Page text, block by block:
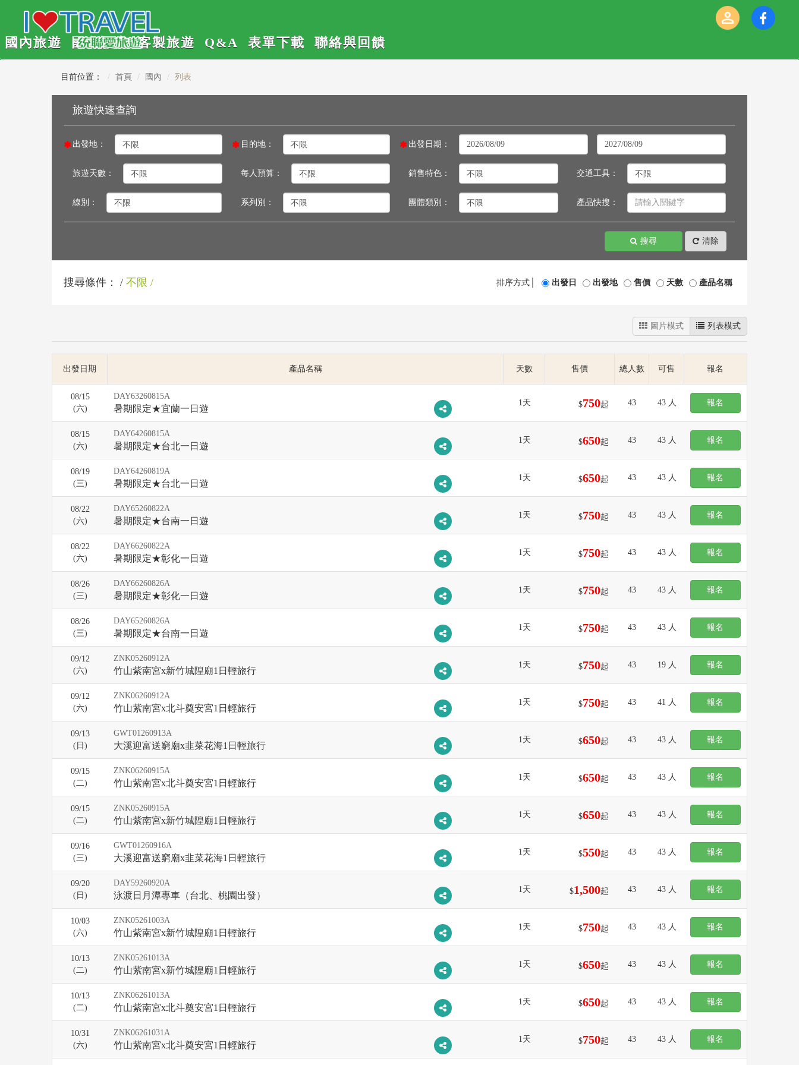
國內旅遊 國內訂房 客製旅遊 Q&A 表單下載 聯絡與回饋
目前位置： 首頁 國內 列表
出發地： 目的地： 出發日期：
旅遊天數： 每人預算： 銷售特色： 交通工具：
線別： 系列別： 團體類別： 產品快搜：
搜尋 清除
搜尋條件： 不限 排序方式│ 出發日 出發地 售價 天數 產品名稱
圖片模式 列表模式
出發日期 產品名稱 天數 售價 總人數 可售 報名
08/15
(六)
DAY63260815A
暑期限定★宜蘭一日遊
1天 $750起 43 43 人 報名
08/15
(六)
DAY64260815A
暑期限定★台北一日遊
1天 $650起 43 43 人 報名
08/19
(三)
DAY64260819A
暑期限定★台北一日遊
1天 $650起 43 43 人 報名
08/22
(六)
DAY65260822A
暑期限定★台南一日遊
1天 $750起 43 43 人 報名
08/22
(六)
DAY66260822A
暑期限定★彰化一日遊
1天 $750起 43 43 人 報名
08/26
(三)
DAY66260826A
暑期限定★彰化一日遊
1天 $750起 43 43 人 報名
08/26
(三)
DAY65260826A
暑期限定★台南一日遊
1天 $750起 43 43 人 報名
09/12
(六)
ZNK05260912A
竹山紫南宮x新竹城隍廟1日輕旅行
1天 $750起 43 19 人 報名
09/12
(六)
ZNK06260912A
竹山紫南宮x北斗奠安宮1日輕旅行
1天 $750起 43 41 人 報名
09/13
(日 )
GWT01260913A
大溪迎富送窮廟x韭菜花海1日輕旅行
1天 $650起 43 43 人 報名
09/15
(二)
ZNK06260915A
竹山紫南宮x北斗奠安宮1日輕旅行
1天 $650起 43 43 人 報名
09/15
(二)
ZNK05260915A
竹山紫南宮x新竹城隍廟1日輕旅行
1天 $650起 43 43 人 報名
09/16
(三)
GWT01260916A
大溪迎富送窮廟x韭菜花海1日輕旅行
1天 $550起 43 43 人 報名
09/20
(日 )
DAY59260920A
泳渡日月潭專車（台北、桃園出發）
1天 $1,500起 43 43 人 報名
10/03
(六)
ZNK05261003A
竹山紫南宮x新竹城隍廟1日輕旅行
1天 $750起 43 43 人 報名
10/13
(二)
ZNK05261013A
竹山紫南宮x新竹城隍廟1日輕旅行
1天 $650起 43 43 人 報名
10/13
(二)
ZNK06261013A
竹山紫南宮x北斗奠安宮1日輕旅行
1天 $650起 43 43 人 報名
10/31
(六)
ZNK06261031A
竹山紫南宮x北斗奠安宮1日輕旅行
1天 $750起 43 43 人 報名